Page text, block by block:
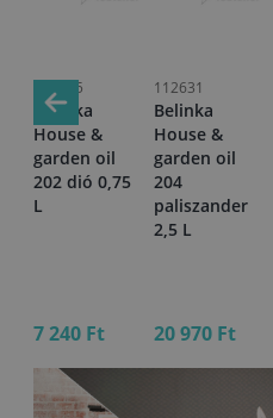
111165
Belinka
House &
garden oil
202 dió 0,75
L
7 240 Ft
112631
Belinka
House &
garden oil
204
paliszander
2,5 L
20 970 Ft